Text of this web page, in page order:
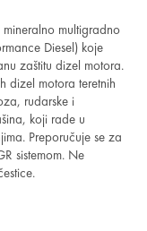
multigradno
Diesel) koje
zaštitu dizel motora.
dizel motora teretnih
rudarske i
koji rade u
Preporučuje se za
sistemom. Ne